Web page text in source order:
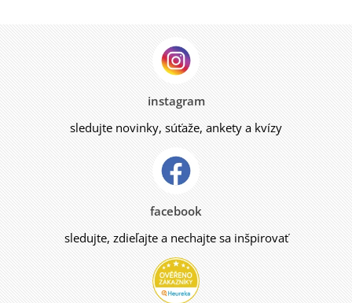
instagram
sledujte novinky, súťaže, ankety a kvízy
facebook
sledujte, zdieľajte a nechajte sa inšpirovať